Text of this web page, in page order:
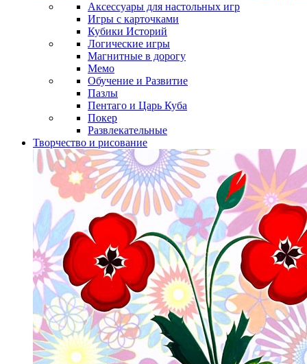
Аксессуары для настольных игр
Игры с карточками
Кубики Историй
Логические игры
Магнитные в дорогу
Мемо
Обучение и Развитие
Пазлы
Пентаго и Царь Куба
Покер
Развлекательные
Творчество и рисование